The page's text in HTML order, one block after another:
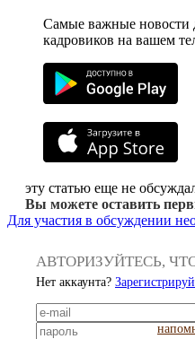
Самые важные новости
кадровиков на вашем
эту статью еще не
Вы можете оставить
Для участия в обсуждении
АВТОРИЗУЙТЕСЬ,
Нет аккаунта?